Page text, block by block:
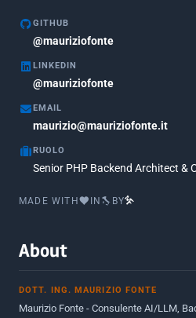
GITHUB
@mauriziofonte
LINKEDIN
@mauriziofonte
EMAIL
maurizio@mauriziofonte.it
RUOLO
Senior PHP Backend Architect &
MADE WITH IN BY
About
DOTT. ING. MAURIZIO FONTE
Maurizio Fonte - Consulente AI/LLM,